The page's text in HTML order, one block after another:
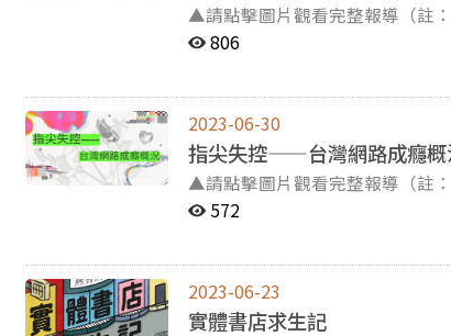
▲請點擊圖片觀看完整報導（註
等待） 【記者李昀璇、單柏涵、李貽安、陳明瑄綜合報導】在台灣書市中，外文書籍中譯本隨處可見。但
究竟吧！
806
2023-06-30
指尖失控——台灣網路成癮概
▲請點擊圖片觀看完整報導（註
等待） 【記者李佳芸、吳昱霆、林雨翾、顏沛晨綜合報導】你知道嗎？台灣人均每日的網路使用時間高達
572
2023-06-23
實體書店求生記